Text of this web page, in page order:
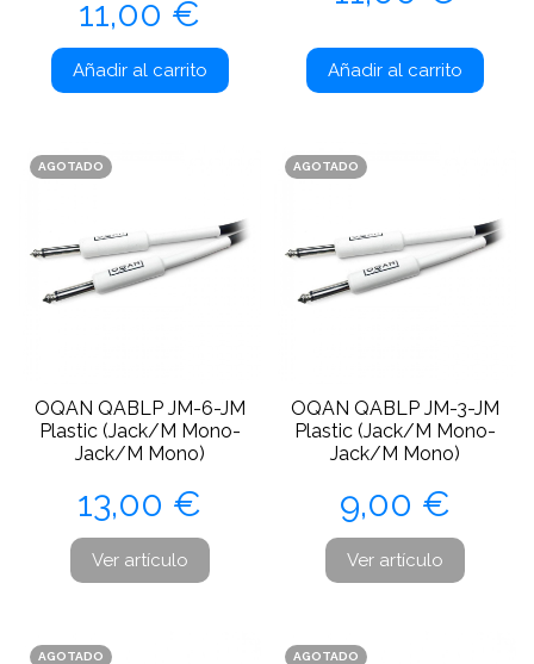
11,00 €
Añadir al carrito Añadir al carrito
AGOTADO
OQAN QABLP JM-6-JM
Plastic (Jack/M Mono-
Jack/M Mono)
Precio
13,00 €
Ver artículo
AGOTADO
OQAN QABLP JM-3-JM
Plastic (Jack/M Mono-
Jack/M Mono)
Precio
9,00 €
Ver artículo
AGOTADO AGOTADO